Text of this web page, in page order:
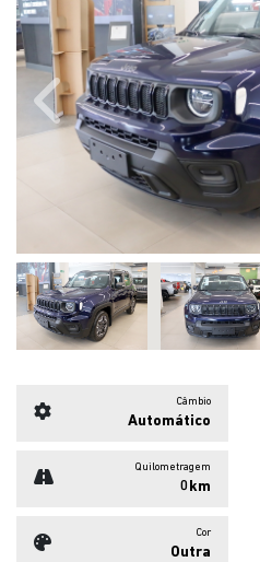
Previous
Câmbio
Automático
Quilometragem
0km
Cor
Outra